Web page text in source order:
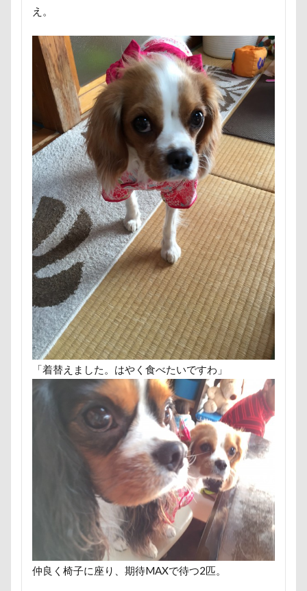
シュウイチDOG
ストルバイト
ステッカー
スツール
スターバックス
スキー
ジローラモくん
ジョージくん
ジョンソンタウン
ジョンくん
ジュンくん
ショコラちゃん
ジャンプ
ジャンピングキャッチ
ジャックくん
ジグソーパズル
ジェラートピケ
ジェイくん
シンクロ
シルバーウィーク
シルエット
ショートケーキ
ゴールデンウィーク
ゴッドハンド
クッキーちゃん
クリスマスディナー
ケイくん
グラス
クールｘクールプラス
クール素材
クールミスト
クークチュール
クレオくん
クレアちゃん
クリリンくん
クリスマス
ケルヒャー
クリスティーナちゃん
クリエイタースタンプ
クランベリー
クララちゃん
クラシックカー博物館
クラシックカー
クッションカバー
クッション
クッキー君
ケガ
ケンシロウくん
コードレス掃除機
コタローくん
コンテスト
コロンちゃん
コロンくん
コムギくん
コナちゃん
コテージ
コソドロスヌード
コソドロ コスプレ
コジローくん
ココナラ
ココアちゃん
ココアくん
ココちゃん
ゲンくん
ケーヨーデイツー
え。
「着替えました。はやく食べたいですわ」
仲良く椅子に座り、期待MAXで待つ2匹。
巾着田
嵐山渓谷
島忠ホームズ 岳くん
岩畳
山梨市
小松菜 山北町
山中湖村
山中湖
山下公園 展望台
屋内ドッグラン
居酒屋
小谷流の里ドギーズアイランド
小芝風花
小矢部市 宮城県
室内遊び
名前の由来
土手 夕陽 夏対策
変顔
壁紙
壁 増税前 埼玉県
地震
土田トレーナー
国営武蔵丘陵森林公園
外耳炎
国営みちのく杜の湖畔公園
困惑顔
噛み噛み
哀愁
吾妻郡 吹き出し皿
君津市
吐いた
名護市 夕食
多頭飼い記念日
室内トレーニング
天空の遊覧カート
実はすごい
宝登山
宇宙犬スヌード
宇宙兄弟
子犬のワルツ
嬬恋村
妖怪アンテナ
奇跡体験！アンビリーバボー
太閤山ランド
天狗山プレイランド
大脱出 大福
大物説
大島屋 大宮区
大宮公園
夢愛ちゃん
ワンコ御節
ワンコプレート
年賀状
ペロペロ
ホタルイカ
ホタルちゃん
ペーターくん
ペンダント
ペンション・ブランシェ草津
ペンション
ペロリンチョ
ペロちゃん
ボサボサ
ペニーレイン
ペディ(PEDI)
ペット用バスタブ